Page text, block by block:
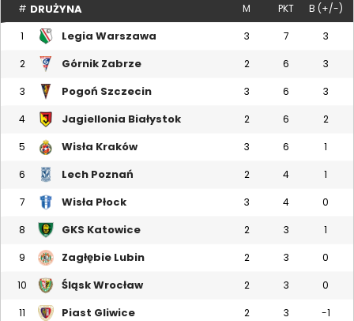
# DRUŻYNA M PKT B (+/-)
1 Legia Warszawa 3 7 3
2 Górnik Zabrze 2 6 3
3 Pogoń Szczecin 3 6 3
4 Jagiellonia Białystok 2 6 2
5 Wisła Kraków 3 6 1
6 Lech Poznań 2 4 1
7 Wisła Płock 3 4 0
8 GKS Katowice 2 3 1
9 Zagłębie Lubin 2 3 0
10 Śląsk Wrocław 2 3 0
11 Piast Gliwice 2 3 -1